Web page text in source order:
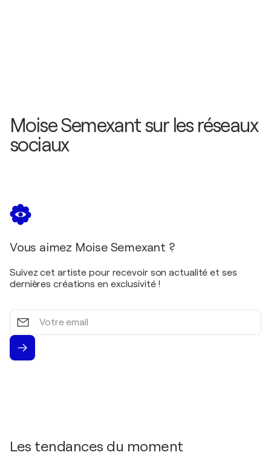
Moise Semexant sur les réseaux
sociaux
Vous aimez Moise Semexant ?
Suivez cet artiste pour recevoir son actualité et ses
dernières créations en exclusivité !
Votre
email
Les tendances du moment